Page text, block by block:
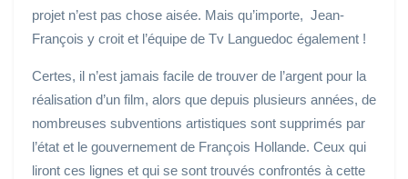
projet n’est pas chose aisée. Mais qu’importe, Jean-
François y croit et l’équipe de Tv Languedoc également !
Certes, il n’est jamais facile de trouver de l’argent pour la
réalisation d’un film, alors que depuis plusieurs années, de
nombreuses subventions artistiques sont supprimés par
l’état et le gouvernement de François Hollande. Ceux qui
liront ces lignes et qui se sont trouvés confrontés à cette